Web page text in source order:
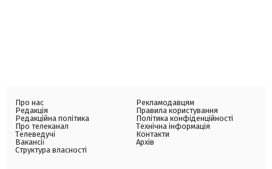
Про нас
Редакція
Редакційна політика
Про телеканал
Телеведучі
Вакансії
Структура власності
Рекламодавцям
Правила користування
Політика конфіденційності
Технічна інформація
Контакти
Архів